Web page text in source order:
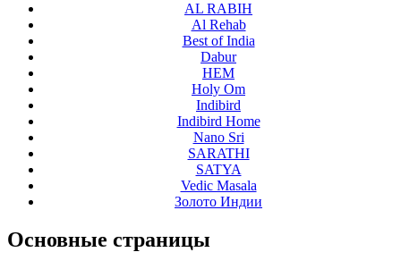
AL RABIH
Al Rehab
Best of India
Dabur
HEM
Holy Om
Indibird
Indibird Home
Nano Sri
SARATHI
SATYA
Vedic Masala
Золото Индии
Основные страницы